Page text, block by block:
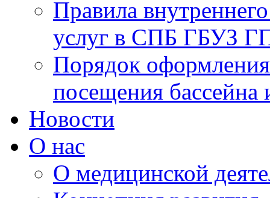
Правила
услуг в СПБ ГБУЗ
Порядок
посещения бассейна
Новости
О нас
О медицинской